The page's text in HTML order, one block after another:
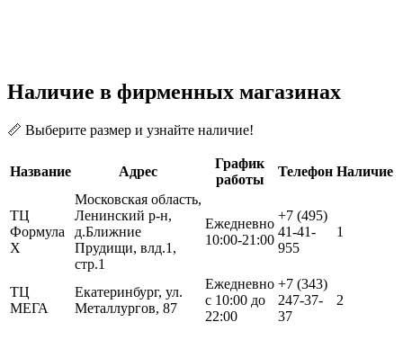
Наличие в фирменных магазинах
📏 Выберите размер и узнайте наличие!
Название Адрес
График
работы
Телефон Наличие
ТЦ
Формула
Х
Московская область,
Ленинский р-н,
д.Ближние
Прудищи, влд.1,
стр.1
Ежедневно
10:00-21:00
+7 (495)
41-41-
955
1
ТЦ
МЕГА
Екатеринбург, ул.
Металлургов, 87
Ежедневно
с 10:00 до
22:00
+7 (343)
247-37-
37
2